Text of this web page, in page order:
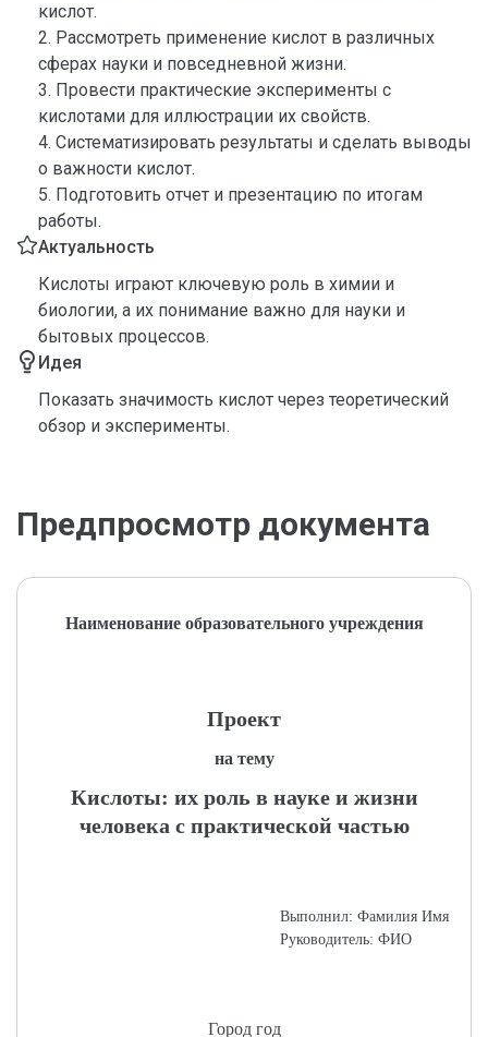
кислот.
2. Рассмотреть применение кислот в различных
сферах науки и повседневной жизни.
3. Провести практические эксперименты с
кислотами для иллюстрации их свойств.
4. Систематизировать результаты и сделать выводы
о важности кислот.
5. Подготовить отчет и презентацию по итогам
работы.
Актуальность
Кислоты играют ключевую роль в химии и
биологии, а их понимание важно для науки и
бытовых процессов.
Идея
Показать значимость кислот через теоретический
обзор и эксперименты.
Предпросмотр документа
Наименование образовательного учреждения
Проект
на тему
Кислоты: их роль в науке и жизни
человека с практической частью
Выполнил: Фамилия Имя
Руководитель: ФИО
Город год